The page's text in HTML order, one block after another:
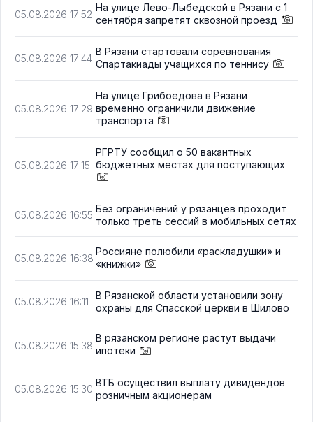
05.08.2026 17:52
На улице Лево-Лыбедской в Рязани с 1
сентября запретят сквозной проезд
05.08.2026 17:44
В Рязани стартовали соревнования
Спартакиады учащихся по теннису
05.08.2026 17:29
На улице Грибоедова в Рязани
временно ограничили движение
транспорта
05.08.2026 17:15
РГРТУ сообщил о 50 вакантных
бюджетных местах для поступающих
05.08.2026 16:55
Без ограничений у рязанцев проходит
только треть сессий в мобильных сетях
05.08.2026 16:38
Россияне полюбили «раскладушки» и
«книжки»
05.08.2026 16:11
В Рязанской области установили зону
охраны для Спасской церкви в Шилово
05.08.2026 15:38
В рязанском регионе растут выдачи
ипотеки
05.08.2026 15:30
ВТБ осуществил выплату дивидендов
розничным акционерам